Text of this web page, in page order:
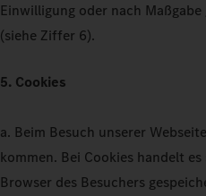
Einwilligung oder nach
(siehe Ziffer 6).
5. Cookies
a. Beim Besuch unserer
kommen. Bei Cookies handelt
Browser des Besuchers